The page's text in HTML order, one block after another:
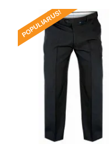
POPULIARUS!